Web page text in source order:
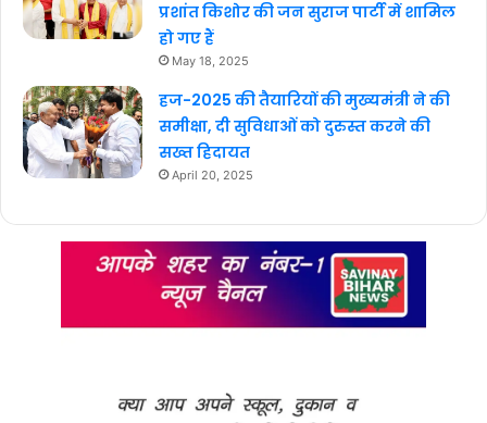
प्रशांत किशोर की जन सुराज पार्टी में शामिल
हो गए हैं
May 18, 2025
हज-2025 की तैयारियों की मुख्यमंत्री ने की
समीक्षा, दी सुविधाओं को दुरुस्त करने की
सख्त हिदायत
April 20, 2025